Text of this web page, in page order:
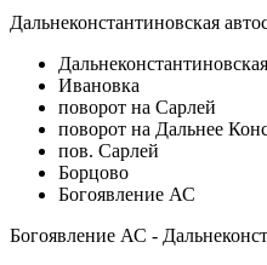
Дальнеконстантиновская
Ивановка
поворот на Сарлей
поворот на Дальнее
пов. Сарлей
Борцово
Богоявление АС
Богоявление АС -